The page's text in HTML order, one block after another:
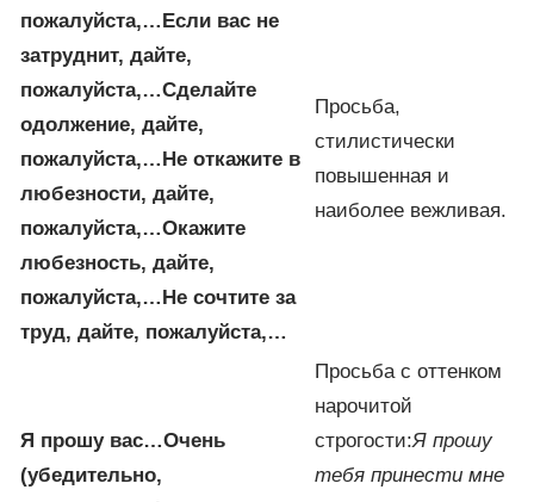
пожалуйста,…Если вас не
затруднит, дайте,
пожалуйста,…Сделайте
одолжение, дайте,
пожалуйста,…He откажите в
любезности, дайте,
пожалуйста,…Окажите
любезность, дайте,
пожалуйста,…He сочтите за
труд, дайте, пожалуйста,…
Просьба,
стилистически
повышенная и
наиболее вежливая.
Я прошу вас…Очень
(убедительно,
Просьба с оттенком
нарочитой
строгости:Я прошу
тебя принести мне